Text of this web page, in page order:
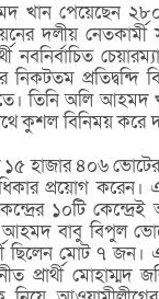
খান পেয়েছেন
দলীয় নেতকার্মী
নবনির্বাচিত
প্রতিদ্বন্দি
তিনি অলি আহমদ
কুশল বিনিময় করে
হাজার ৪০৬
প্রয়োগ করেন।
১০টি
আহমদ বাবু বিপুল
ছিলেন মোট ৭ জন।
প্রার্থী মোহাম্মদ